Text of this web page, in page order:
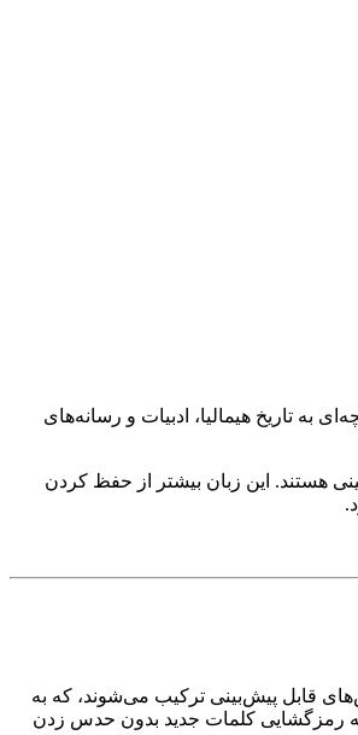
به تاریخ هیمالیا، ادبیات و رسانه‌های
هستند. این زبان بیشتر از حفظ کردن
قابل پیش‌بینی ترکیب می‌شوند، که به
رمزگشایی کلمات جدید بدون حدس زدن